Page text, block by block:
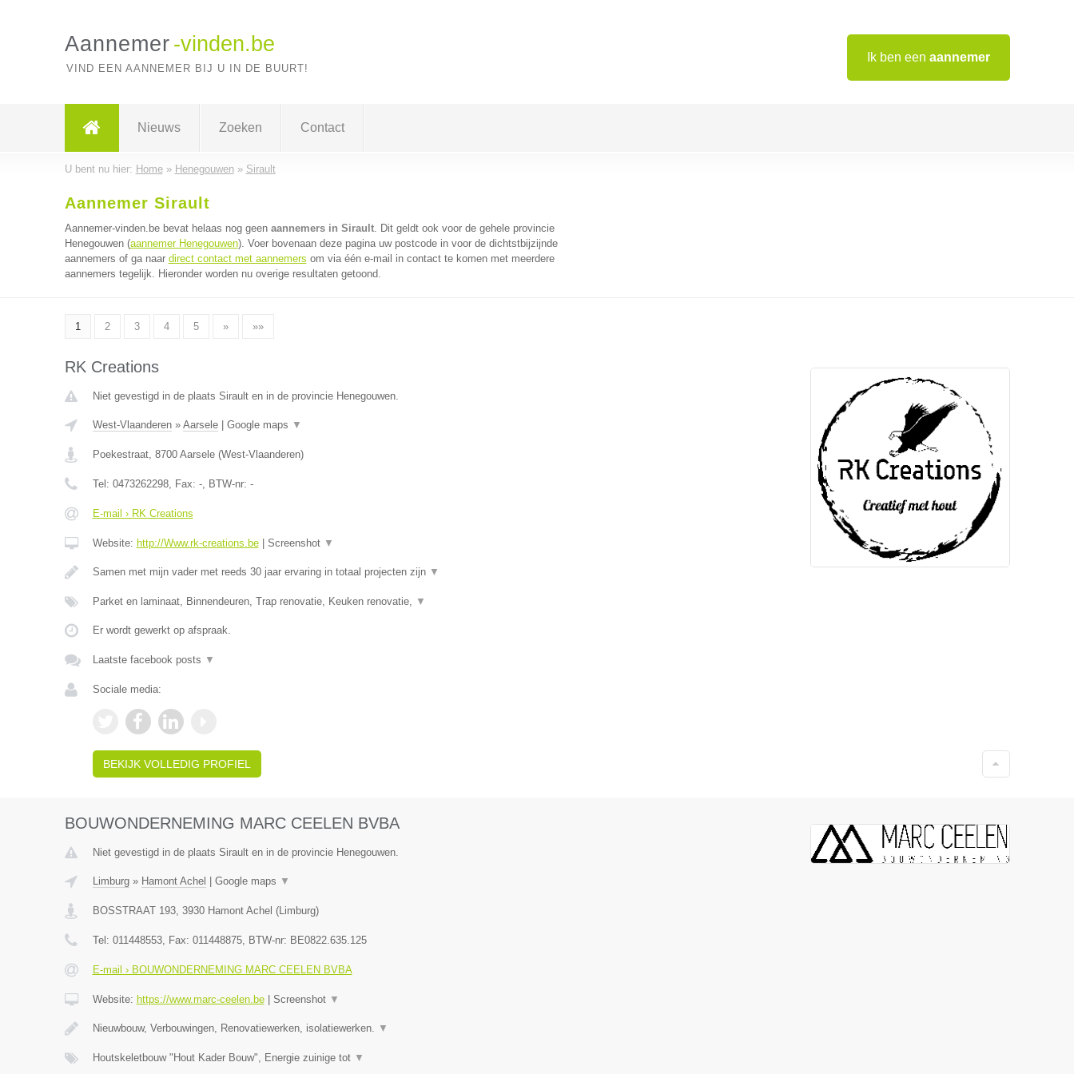
Ik ben een aannemer
Aannemer -vinden.be
VIND EEN AANNEMER BIJ U IN DE BUURT!
Nieuws Zoeken Contact
U bent nu hier: Home» Henegouwen» Sirault
Aannemer Sirault
Aannemer-vinden.be bevat helaas nog geen aannemers in Sirault. Dit geldt ook voor de gehele provincie
Henegouwen (aannemer Henegouwen). Voer bovenaan deze pagina uw postcode in voor de dichtstbijzijnde
aannemers of ga naar direct contact met aannemers om via één e-mail in contact te komen met meerdere
aannemers tegelijk. Hieronder worden nu overige resultaten getoond.
1 2 3 4 5 » »»
RK Creations
Niet gevestigd in de plaats Sirault en in de provincie Henegouwen.
West-Vlaanderen» Aarsele| Google maps ▼
Poekestraat, 8700 Aarsele(West-Vlaanderen)
Tel: 0473262298, Fax: -, BTW-nr: -
E-mail › RK Creations
Website: http://Www.rk-creations.be| Screenshot ▼
Samen met mijn vader met reeds 30 jaar ervaring in totaal projecten zijn ▼
Parket en laminaat, Binnendeuren, Trap renovatie, Keuken renovatie, ▼
Er wordt gewerkt op afspraak.
Laatste facebook posts ▼
Sociale media:
BEKIJK VOLLEDIG PROFIEL
BOUWONDERNEMING MARC CEELEN BVBA
Niet gevestigd in de plaats Sirault en in de provincie Henegouwen.
Limburg» Hamont Achel Google maps ▼
BOSSTRAAT 193, 3930 Hamont Achel (Limburg)
Tel: 011448553, Fax: 011448875, BTW-nr: BE0822.635.125
E-mail › BOUWONDERNEMING MARC CEELEN BVBA
Website: https://www.marc-ceelen.be| Screenshot ▼
Nieuwbouw, Verbouwingen, Renovatiewerken, isolatiewerken. ▼
Houtskeletbouw "Hout Kader Bouw", Energie zuinige tot ▼